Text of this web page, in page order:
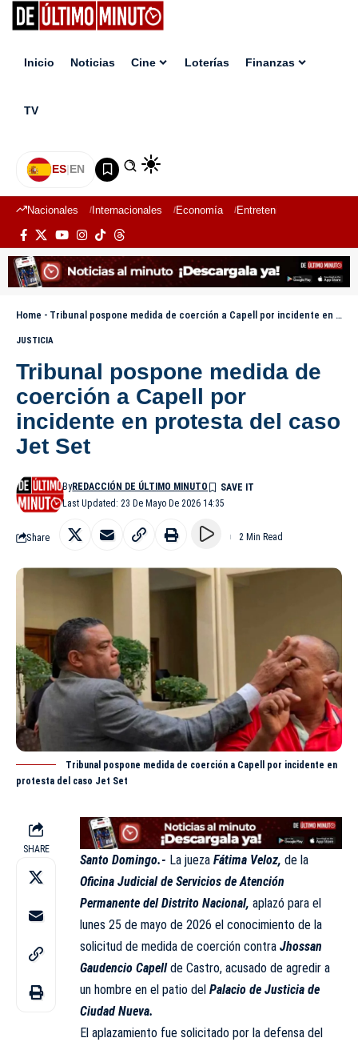
Inicio Noticias Cine Loterías Finanzas
TV
ES|EN
Nacionales Internacionales Economía Entretenimiento
Home - Tribunal pospone medida de coerción a Capell por incidente en protesta del caso Jet Set
JUSTICIA
Tribunal pospone medida de
coerción a Capell por
incidente en protesta del caso
Jet Set
Last Updated: 23 De Mayo De 2026 14:35
ByREDACCIÓN DE ÚLTIMO MINUTO
Share 2 Min Read
Tribunal pospone medida de coerción a Capell por incidente en
protesta del caso Jet Set
SHARE
Santo Domingo.- La jueza Fátima Veloz, de la
Oficina Judicial de Servicios de Atención
Permanente del Distrito Nacional, aplazó para el
lunes 25 de mayo de 2026 el conocimiento de la
solicitud de medida de coerción contra Jhossan
Gaudencio Capellde Castro, acusado de agredir a
un hombre en el patio del Palacio de Justicia de
Ciudad Nueva.
El aplazamiento fue solicitado por la defensa del